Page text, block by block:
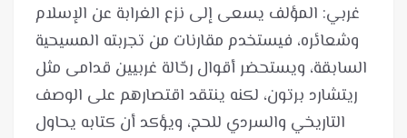
غربي: المؤلف يسعى إلى نزع الغرابة عن الإسلام
وشعائره، فيستخدم مقارنات من تجربته المسيحية
السابقة، ويستحضر أقوال رحّالة غربيين قدامى مثل
ريتشارد برتون، لكنه ينتقد اقتصارهم على الوصف
التاريخي والسردي للحج، ويؤكد أن كتابه يحاول